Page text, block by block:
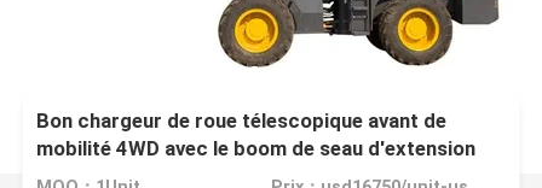
Bon chargeur de roue télescopique avant de
mobilité 4WD avec le boom de seau d'extension